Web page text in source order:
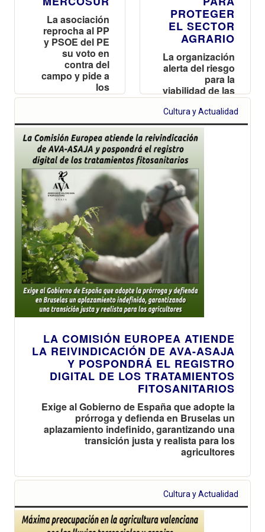
La asociación
reprocha al PP
y PSOE del PE
su voto en
contra del
campo y pide a
los
ayuntamientos
una moción
para proteger a
los productores
PROTEGER
EL SECTOR
AGRARIO
La organización
alerta del riesgo
para la
viabilidad de las
explotaciones
valencianas y
reclama
reciprocidad
importaciones
de terceros
Cultura y Actualidad
LA COMISIÓN EUROPEA ATIENDE
LA REIVINDICACIÓN DE AVA-ASAJA
Y POSPONDRÁ EL REGISTRO
DIGITAL DE LOS TRATAMIENTOS
FITOSANITARIOS
Exige al Gobierno de España que adopte la
prórroga y defienda en Bruselas un
aplazamiento indefinido, garantizando una
transición justa y realista para los
agricultores
Cultura y Actualidad